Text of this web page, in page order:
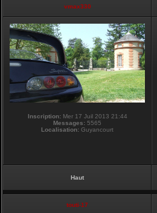
vmax330
Inscription:Mer 17 Juil 2013 21:44
Messages: 5565
Localisation: Guyancourt
Haut
touti-17